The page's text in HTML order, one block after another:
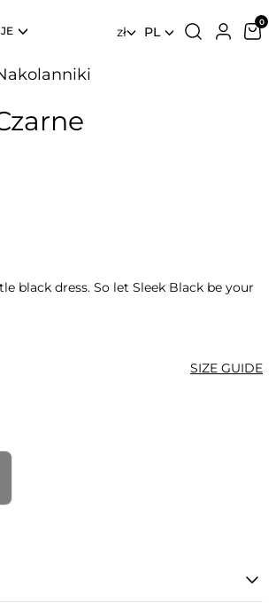
zł PL
black dress. So let Sleek Black be your
SIZE GUIDE